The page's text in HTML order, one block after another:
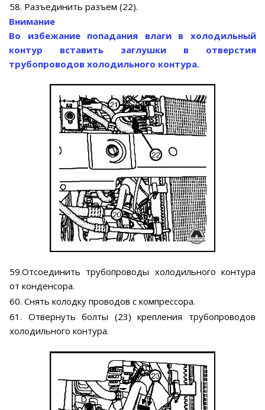
58. Разъединить разъем (22).
Внимание
Во избежание попадания влаги в холодильный
контур вставить заглушки в отверстия
трубопроводов холодильного контура.
59.Отсоединить трубопроводы холодильного контура
от конденсора.
60. Снять колодку проводов с компрессора.
61. Отвернуть болты (23) крепления трубопроводов
холодильного контура.